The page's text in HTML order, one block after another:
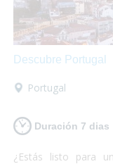
tener! Así que
Descubre Portugal
Portugal
Duración 7 dias
¿Estás listo para